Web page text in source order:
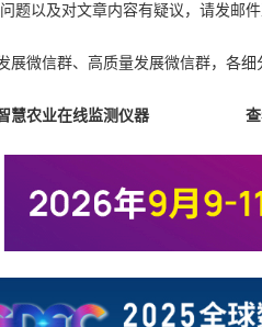
题以及对文章内容有疑议，请发邮
展微信群、高质量发展微信群，各细
慧农业在线监测仪器